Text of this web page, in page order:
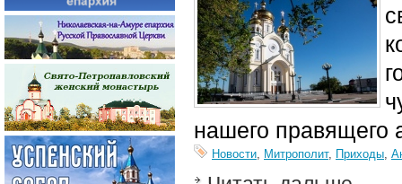
нашего правящего
Новости, Митрополит, Приходы,